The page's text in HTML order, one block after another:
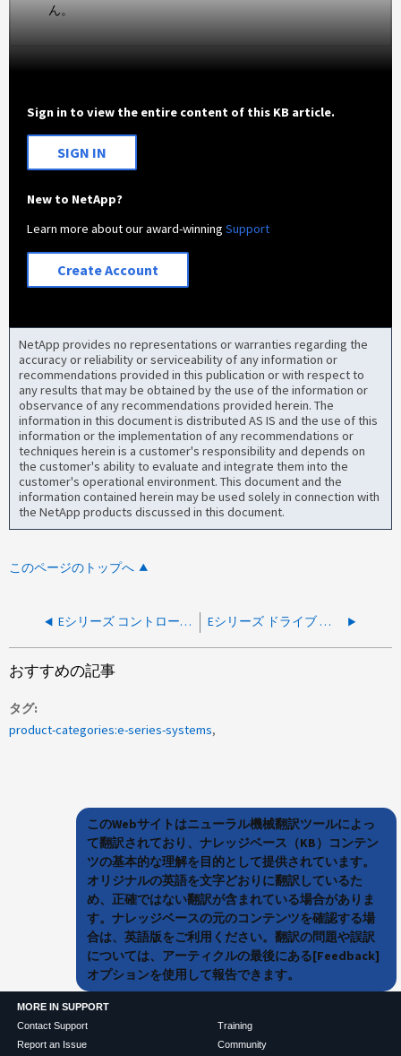
ん。
Sign in to view the entire content of this KB article.
SIGN IN
New to NetApp?
Learn more about our award-winningSupport
Create Account
NetApp provides no representations or warranties regarding the
accuracy or reliability or serviceability of any information or
recommendations provided in this publication or with respect to
any results that may be obtained by the use of the information or
observance of any recommendations provided herein. The
information in this document is distributed AS IS and the use of this
information or the implementation of any recommendations or
techniques herein is a customer's responsibility and depends on
the customer's ability to evaluate and integrate them into the
customer's operational environment. This document and the
information contained herein may be used solely in connection with
the NetApp products discussed in this document.
このページのトップへ
Eシリーズ コントローラは、外付けのDE460C拡張シェルフを接続したあとにリブートする Eシリーズ ドライブ エンクロージャに7セグメント コードが表示されない
おすすめの記事
タグ
product-categories:e-series-systems
このWebサイトはニューラル機械翻訳ツールによっ
て翻訳されており、ナレッジベース（KB）コンテン
ツの基本的な理解を目的として提供されています。
オリジナルの英語を文字どおりに翻訳しているた
め、正確ではない翻訳が含まれている場合がありま
す。ナレッジベースの元のコンテンツを確認する場
合は、英語版をご利用ください。翻訳の問題や誤訳
については、アーティクルの最後にある[Feedback]
オプションを使用して報告できます。
MORE IN SUPPORT
Contact Support
Report an Issue
Training
Community